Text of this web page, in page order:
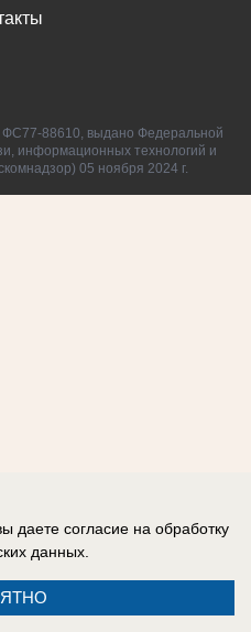
88610, выдано Федеральной
информационных технологий и
05 ноября 2024 г.
даете согласие на обработку
данных.